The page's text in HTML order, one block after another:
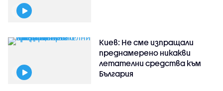
Киев: Не сме изпращали
преднамерено никакви
летателни средства към
България